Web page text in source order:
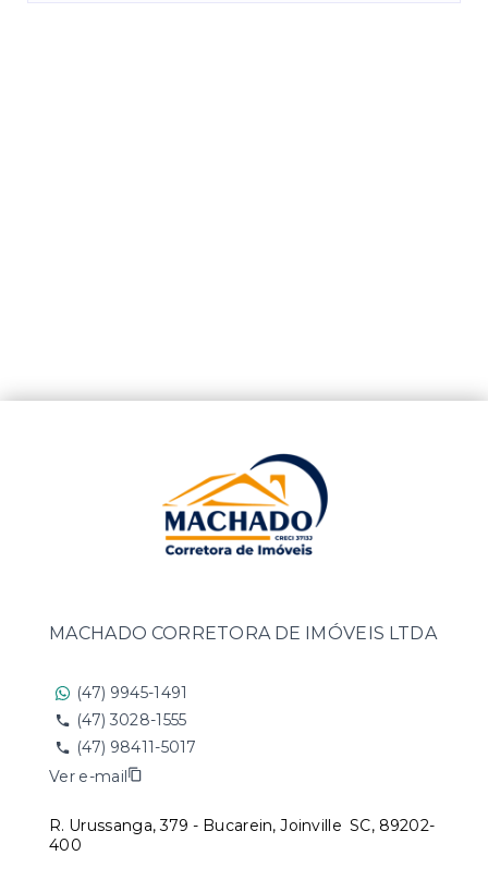
MACHADO CORRETORA DE IMÓVEIS LTDA
(47) 9945-1491
(47) 3028-1555
(47) 98411-5017
Ver e-mail
R. Urussanga, 379 - Bucarein, Joinville SC, 89202-
400